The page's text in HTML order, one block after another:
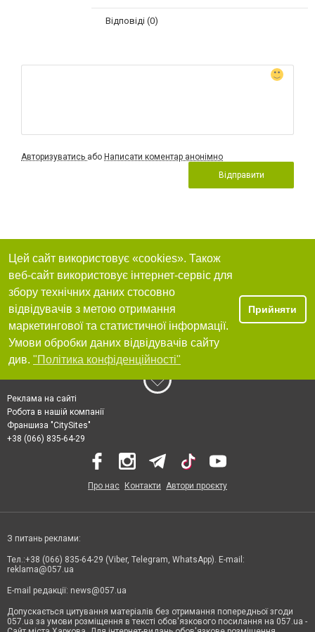
Відповіді (0)
Авторизуватись або Написати коментар анонімно
Відправити
Цей сайт використовує «cookies». Також
веб-сайт використовує інтернет-сервіс для
збору технічних даних стосовно
відвідувачів з метою отримання
маркетингової та статистичної інформації.
Умови обробки даних відвідувачів сайту
див. "Політика конфіденційності"
Прийняти
Реклама на сайті
Робота в нашій компанії
Франшиза "CitySites"
+38 (066) 835-64-29
Про нас Контакти Автори проєкту
З питань реклами:
Тел.:+38 (066) 835-64-29 (Viber, Telegram, WhatsApp). E-mail:
reklama@057.ua
E-mail редакції: news@057.ua
Допускається цитування матеріалів без отримання попередньої згоди
057.ua за умови розміщення в тексті обов'язкового посилання на 057.ua -